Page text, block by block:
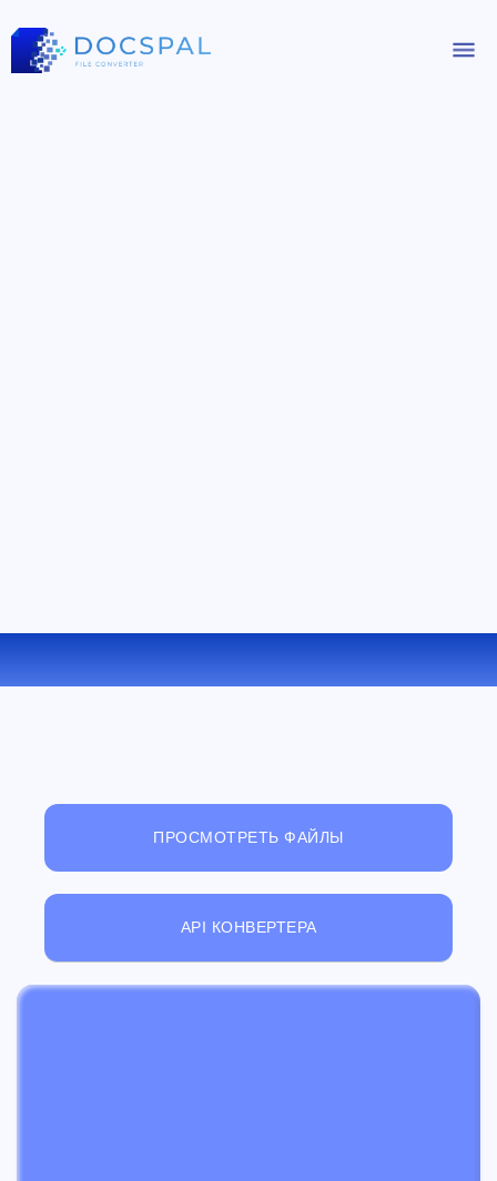
КОНВЕРТИРОВАТЬ AU В AAC ОНЛАЙН
ПРОСМОТРЕТЬ ФАЙЛЫ
API КОНВЕРТЕРА